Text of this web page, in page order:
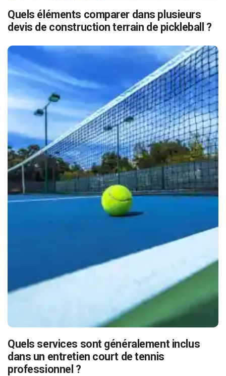
Quels éléments comparer dans plusieurs
devis de construction terrain de pickleball ?
Quels services sont généralement inclus
dans un entretien court de tennis
professionnel ?